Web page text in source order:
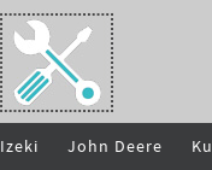
Izeki John Deere